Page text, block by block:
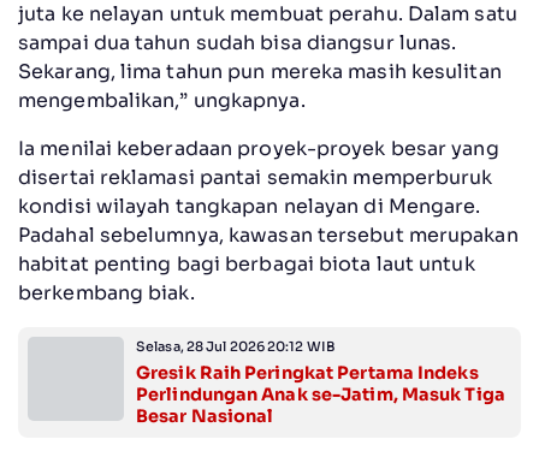
juta ke nelayan untuk membuat perahu. Dalam satu
sampai dua tahun sudah bisa diangsur lunas.
Sekarang, lima tahun pun mereka masih kesulitan
mengembalikan,” ungkapnya.
Ia menilai keberadaan proyek-proyek besar yang
disertai reklamasi pantai semakin memperburuk
kondisi wilayah tangkapan nelayan di Mengare.
Padahal sebelumnya, kawasan tersebut merupakan
habitat penting bagi berbagai biota laut untuk
berkembang biak.
Selasa, 28 Jul 2026 20:12 WIB
Gresik Raih Peringkat Pertama Indeks
Perlindungan Anak se-Jatim, Masuk Tiga
Besar Nasional